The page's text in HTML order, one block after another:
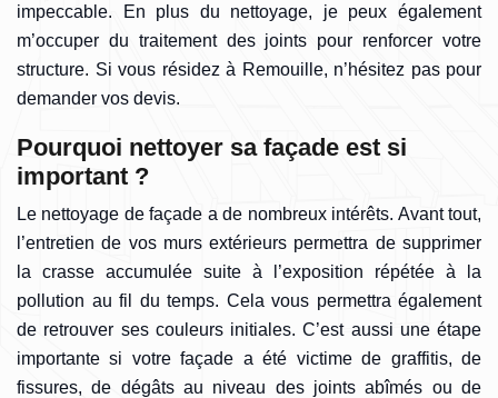
impeccable. En plus du nettoyage, je peux également
m’occuper du traitement des joints pour renforcer votre
structure. Si vous résidez à Remouille, n’hésitez pas pour
demander vos devis.
Pourquoi nettoyer sa façade est si
important ?
Le nettoyage de façade a de nombreux intérêts. Avant tout,
l’entretien de vos murs extérieurs permettra de supprimer
la crasse accumulée suite à l’exposition répétée à la
pollution au fil du temps. Cela vous permettra également
de retrouver ses couleurs initiales. C’est aussi une étape
importante si votre façade a été victime de graffitis, de
fissures, de dégâts au niveau des joints abîmés ou de